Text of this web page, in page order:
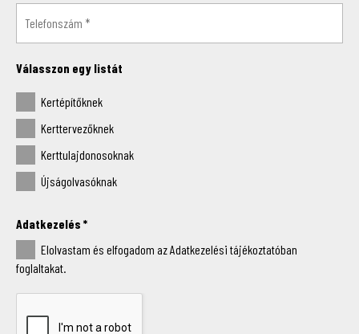
Válasszon egy listát
Kertépítőknek
Kerttervezőknek
Kerttulajdonosoknak
Újságolvasóknak
Adatkezelés *
Elolvastam és elfogadom az Adatkezelési tájékoztatóban
foglaltakat.